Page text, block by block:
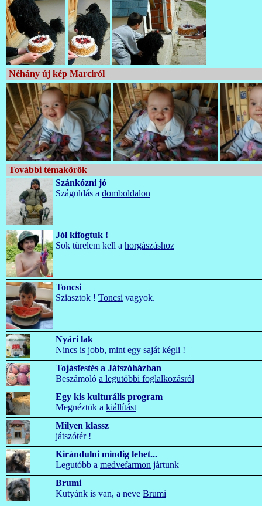
Néhány új kép Marciról
További témakörök
Szánkózni jó
Száguldás a domboldalon
Jól kifogtuk !
Sok türelem kell a horgászáshoz
Toncsi
Sziasztok ! Toncsi vagyok.
Nyári lak
Nincs is jobb, mint egy saját kégli !
Tojásfestés a Játszóházban
Beszámoló a legutóbbi foglalkozásról
Egy kis kulturális program
Megnéztük a kiállítást
Milyen klassz
játszótér !
Kirándulni mindig lehet...
Legutóbb a medvefarmon jártunk
Brumi
Kutyánk is van, a neve Brumi